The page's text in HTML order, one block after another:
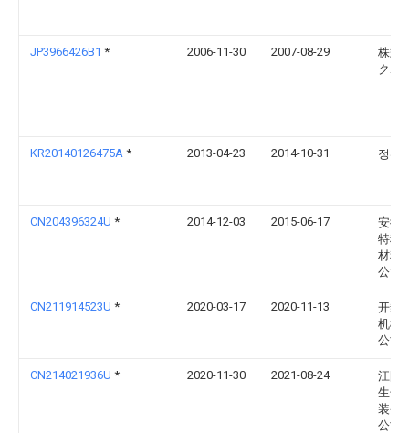
JP3966426B1 * 2006-11-30 2007-08-29
株式
クボ
KR20140126475A * 2013-04-23 2014-10-31 정선
CN204396324U * 2014-12-03 2015-06-17
安徽
特种
材料
公司
CN211914523U * 2020-03-17 2020-11-13
开封
机械
公司
CN214021936U * 2020-11-30 2021-08-24
江阴
生化
装备
公司